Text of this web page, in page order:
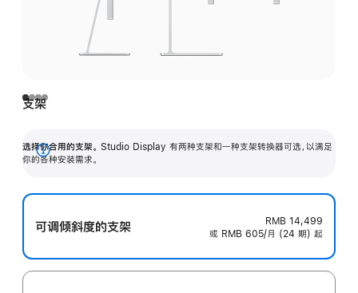
支架
选择你合用的支架。 Studio Display 有两种支架和一种支架转换器可选，以满足
你的各种安装需求。
展
可调倾斜度的支架
RMB 14,499
或 RMB 605/月 (24 期) 起